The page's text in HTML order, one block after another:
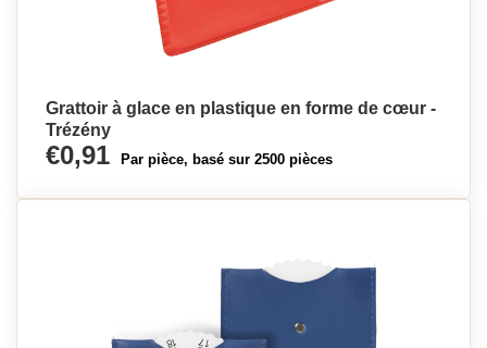
Grattoir à glace en plastique en forme de cœur -
Trézény
€0,91 Par pièce, basé sur 2500 pièces